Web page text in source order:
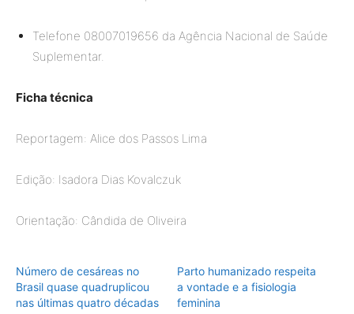
Telefone 08007019656 da Agência Nacional de Saúde
Suplementar.
Ficha técnica
Reportagem: Alice dos Passos Lima
Edição: Isadora Dias Kovalczuk
Orientação: Cândida de Oliveira
Número de cesáreas no
Brasil quase quadruplicou
nas últimas quatro décadas
Parto humanizado respeita
a vontade e a fisiologia
feminina